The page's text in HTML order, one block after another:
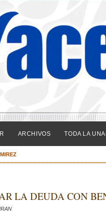
ARCHIVOS TODA LA
LA DEUDA CON